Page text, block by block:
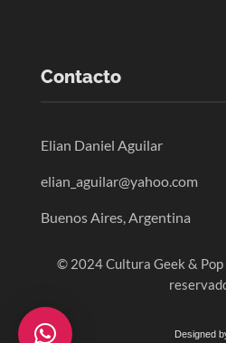
Contacto
Elian Daniel Aguilar
elian_aguilar@yahoo.com
Buenos Aires, Argentina
© 2024 Cultura Geek & Pop
Designed